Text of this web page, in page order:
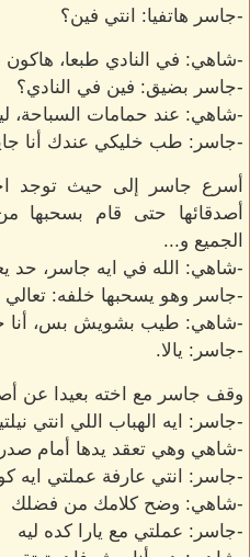
-جاسر هاتفيا: انتي فين؟
-شاهي: في النادي طبعا، هاكون
-جاسر بضيق: فين في النادي؟
-شاهي: عند حمامات السباحة،
-جاسر: طب خليكي عندك أنا
أسرع جاسر إلى حيث توجد
أصدقائها حتى قام بسحبها
الجميع و...
-شاهي: الله في ايه جاسر، حد
-جاسر وهو يسحبها خلفه:
-شاهي: طيب بشويش بس، أنا
-جاسر: يالا.
وقف جاسر مع اخته بعيدا عن
-جاسر: ايه الهباب اللي انتي
-شاهي وهي تعقد يدها أمام
-جاسر: انتي عارفة عملتي ايه
-شاهي: وضح كلامك من فضلك
-جاسر: عملتي مع يارا كده ليه